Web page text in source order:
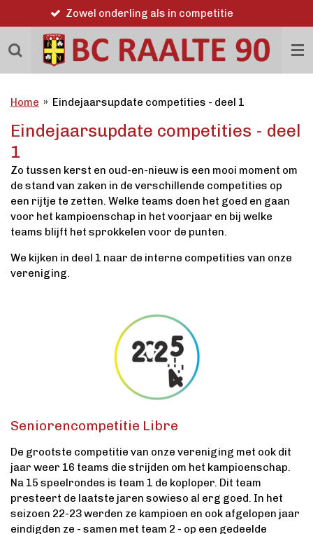
direct
naar
hoofdinhoud
Word ook lid
Home » Eindejaarsupdate competities - deel 1
Eindejaarsupdate competities - deel
1
Zo tussen kerst en oud-en-nieuw is een mooi moment om
de stand van zaken in de verschillende competities op
een rijtje te zetten. Welke teams doen het goed en gaan
voor het kampioenschap in het voorjaar en bij welke
teams blijft het sprokkelen voor de punten.
We kijken in deel 1 naar de interne competities van onze
vereniging.
Seniorencompetitie Libre
De grootste competitie van onze vereniging met ook dit
jaar weer 16 teams die strijden om het kampioenschap.
Na 15 speelrondes is team 1 de koploper. Dit team
presteert de laatste jaren sowieso al erg goed. In het
seizoen 22-23 werden ze kampioen en ook afgelopen jaar
eindigden ze - samen met team 2 - op een gedeelde